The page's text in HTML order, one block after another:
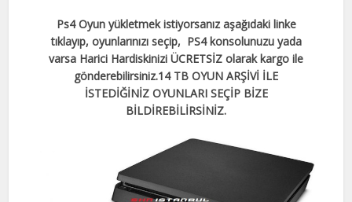
Ps4 Oyun yükletmek istiyorsanız aşağıdaki linke
tıklayıp, oyunlarınızı seçip, PS4 konsolunuzu yada
varsa Harici Hardiskinizi ÜCRETSİZ olarak kargo ile
gönderebilirsiniz.14 TB OYUN ARŞİVİ İLE
İSTEDİĞİNİZ OYUNLARI SEÇİP BİZE
BİLDİREBİLİRSİNİZ.